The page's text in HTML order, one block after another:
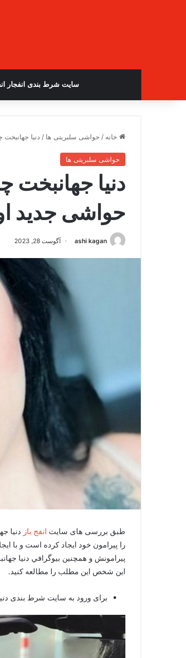
سایت شرط بندی انفجار
خانه / حواشی سلبریتی ها / دنیا
حواشی سلبریتی ها
دنیا جهانبخت
حواشی جدید
ashi kagan آگوست 28, 2023
طبق بررسی های سایت انفج باز دنیا
را پيرامون خود ایجاد کرده است و با
پیرامونش و همچنین بيوگرافي دنیا
این شخص این مطلب را مطالعه کنید.
برای ورود به سایت شرط بندی